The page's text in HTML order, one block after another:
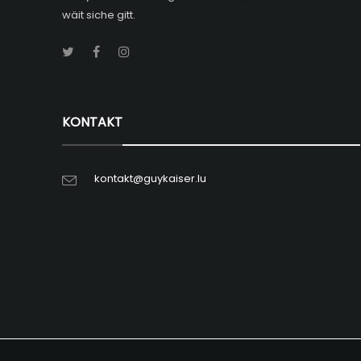
wäit siche gitt.
KONTAKT
kontakt@guykaiser.lu